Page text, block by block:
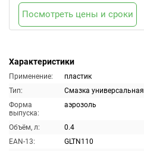
Характеристики
Применение:
пластик
Тип:
Смазка универсальная
Форма
выпуска:
аэрозоль
Объём, л:
0.4
EAN-13:
GLTN110
Посмотреть цены и сроки